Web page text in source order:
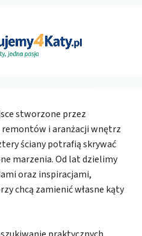
stworzone przez
i aranżacji wnętrz
ściany potrafią skrywać
marzenia. Od lat dzielimy
oraz inspiracjami,
chcą zamienić własne kąty